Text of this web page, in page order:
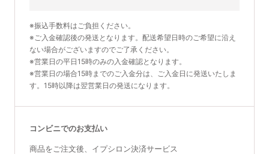
※振込手数料はご負担ください。
※ご入金確認後の発送となります。配送希望日時のご希望に沿え
ない場合がございますのでご了承ください。
※営業日の平日15時のみの入金確認となります。
※営業日の場合15時までのご入金分は、ご入金日に発送いたしま
す。15時以降は翌営業日の発送になります。
コンビニでのお支払い
商品をご注文後、イプシロン決済サービス